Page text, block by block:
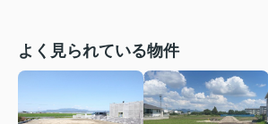
よく見られている物件